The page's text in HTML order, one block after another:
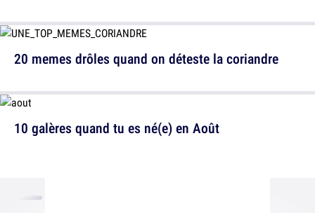
10 galères quand tu es né(e) en Août
20 memes drôles quand on déteste la coriandre